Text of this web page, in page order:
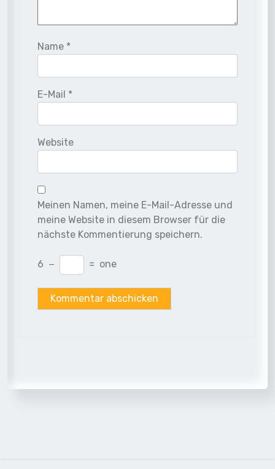
Name *
E-Mail *
Website
Meinen Namen, meine E-Mail-Adresse und
meine Website in diesem Browser für die
nächste Kommentierung speichern.
6 − = one